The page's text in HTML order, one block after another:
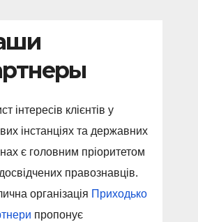
інтересів клієнтів у
інстанціях та державних
є головним пріоритетом
правознавців.
організація Приходько
пропонує